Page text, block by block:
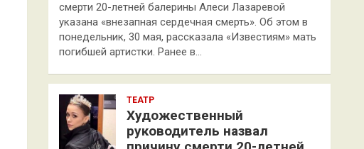
смерти 20-летней балерины Алеси Лазаревой
указана «внезапная сердечная смерть». Об этом в
понедельник, 30 мая, рассказала «Известиям» мать
погибшей артистки. Ранее в…
ТЕАТР
Художественный
руководитель назвал